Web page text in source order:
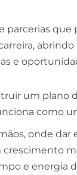
parcerias que
abrindo
e
um plano
como
onde dar
crescimento
e energia